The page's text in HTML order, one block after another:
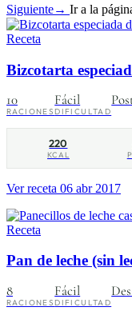
Siguiente→ Ir a la
Receta
Bizcotarta
10
RACIONES
Fácil
DIFICULTAD
220
KCAL
Ver receta 06 abr 2017
Receta
Pan de leche (sin
8
RACIONES
Fácil
DIFICULTAD